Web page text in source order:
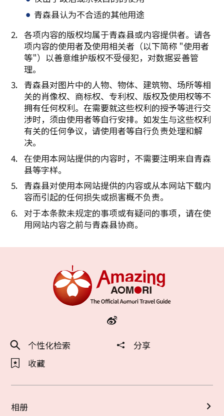
青森县认为不合适的其他用途
各项内容的版权均属于青森县或内容提供者。请各
项内容的使用者及使用相关者（以下简称 "使用者
等"）以善意维护版权不受侵犯，对数据妥善管
理。
青森县对图片中的人物、物体、建筑物、场所等相
关的肖像权、商标权、专利权、版权及使用权等不
拥有任何权利。在需要就这些权利的授予等进行交
涉时，须由使用者等自行安排。如发生与这些权利
有关的任何争议，请使用者等自行负责处理和解
决。
在使用本网站提供的内容时，不需要注明来自青森
县等字样。
青森县对使用本网站提供的内容或从本网站下载内
容而引起的任何损失或损害概不负责。
对于本条款未规定的事项或有疑问的事项，请在使
用网站内容之前与青森县协商。
个性化检索
分享
收藏
相册